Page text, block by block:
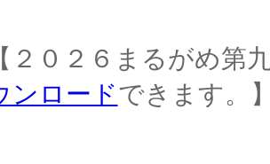
【２０２６まるがめ第
ンロードできます。